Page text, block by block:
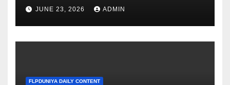
JUNE 23, 2026 ADMIN
FLPDUNIYA DAILY CONTENT